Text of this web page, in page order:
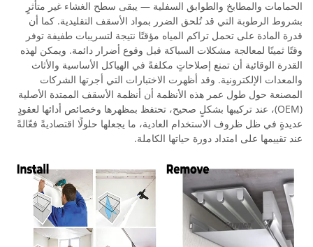
الحمامات والمطابخ والطوابق السفلية — يبقى سطح الغشاء غير متأثرٍ
بشروط الرطوبة التي قد تُلحق الضرر بمواد الأسقف التقليدية. كما أن
قدرة المادة على تحمل تراكم المياه مؤقتًا نتيجة لتسريبات طفيفة توفر
وقتًا ثمينًا لمعالجة مشكلات السباكة قبل وقوع أضرار دائمة. ويمكن لهذه
القدرة الوقائية أن تمنع إصلاحاتٍ مكلفةً في الهياكل الأساسية والأثاث
والمعدات الإلكترونية. وقد أظهرت الاختبارات التي أجرتها الشركات
المصنعة حول طول عمر هذه الأنظمة أن أنظمة الأسقف الممتدة الأصلية
(OEM)، عند تركيبها بشكلٍ صحيح، تحتفظ بمظهرها وخصائص أدائها لعقودٍ
عديدةٍ في ظل ظروف الاستخدام العادية، ما يجعلها حلولًا اقتصاديةً فعّالةً
عند تقييمها على امتداد دورة حياتها الكاملة.